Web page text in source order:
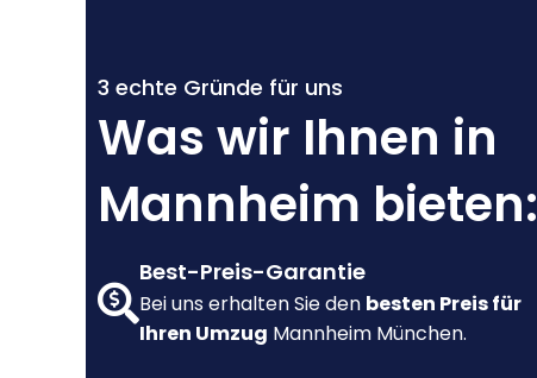
3 echte Gründe für uns
Was wir Ihnen in
Mannheim bieten:
Best-Preis-Garantie
Bei uns erhalten Sie den besten Preis für
Ihren Umzug Mannheim München.